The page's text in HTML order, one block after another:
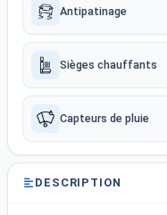
Antipatinage
Sièges chauffants
Capteurs de pluie
DESCRIPTION